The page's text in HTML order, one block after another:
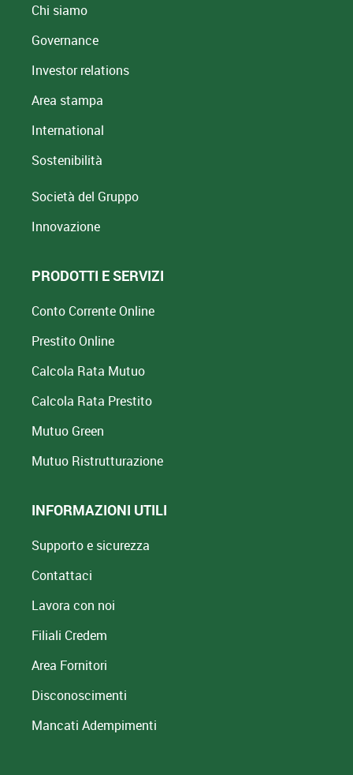
Chi siamo
Governance
Investor relations
Area stampa
International
Sostenibilità
Società del Gruppo
Innovazione
PRODOTTI E SERVIZI
Conto Corrente Online
Prestito Online
Calcola Rata Mutuo
Calcola Rata Prestito
Mutuo Green
Mutuo Ristrutturazione
INFORMAZIONI UTILI
Supporto e sicurezza
Contattaci
Lavora con noi
Filiali Credem
Area Fornitori
Disconoscimenti
Mancati Adempimenti